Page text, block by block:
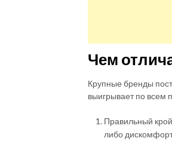
Чем
Крупные бренды
выигрывает по всем
Правильный
либо